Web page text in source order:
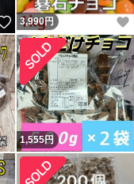
いいね！
3,990円
1,555円